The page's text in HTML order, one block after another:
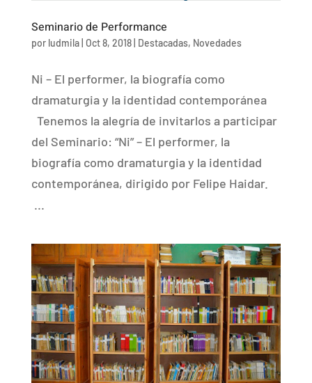
Seminario de Performance
por ludmila| Oct 8, 2018| Destacadas, Novedades
Ni – El performer, la biografía como
dramaturgia y la identidad contemporánea
Tenemos la alegría de invitarlos a participar
del Seminario: “Ni” – El performer, la
biografía como dramaturgia y la identidad
contemporánea, dirigido por Felipe Haidar.